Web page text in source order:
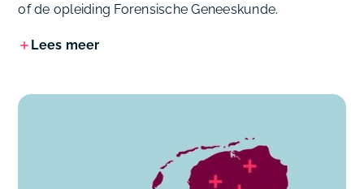
of de opleiding Forensische Geneeskunde.
Lees meer